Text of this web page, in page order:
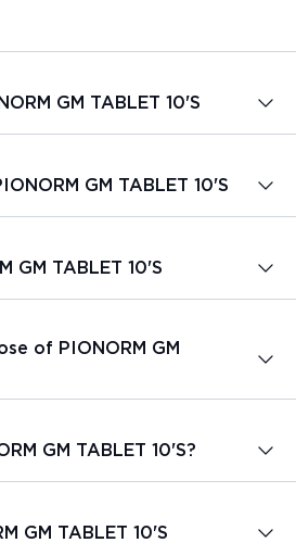
GM TABLET 10'S
GM TABLET 10'S
GM TABLET 10'S
of PIONORM GM
GM TABLET 10'S?
GM TABLET 10'S